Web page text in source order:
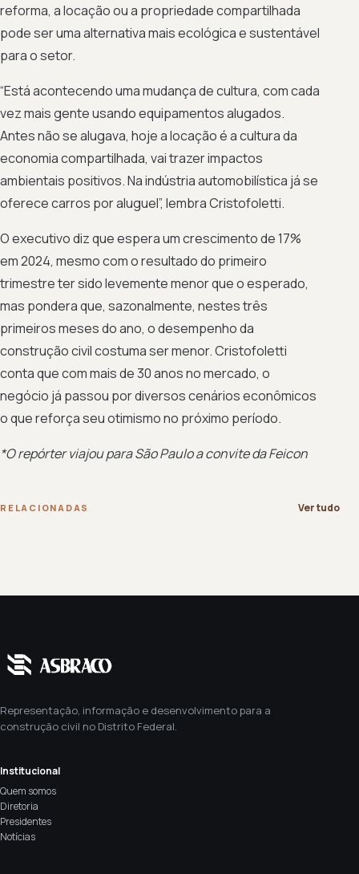
reforma, a locação ou a propriedade compartilhada
pode ser uma alternativa mais ecológica e sustentável
para o setor.
“Está acontecendo uma mudança de cultura, com cada
vez mais gente usando equipamentos alugados.
Antes não se alugava, hoje a locação é a cultura da
economia compartilhada, vai trazer impactos
ambientais positivos. Na indústria automobilística já se
oferece carros por aluguel”, lembra Cristofoletti.
O executivo diz que espera um crescimento de 17%
em 2024, mesmo com o resultado do primeiro
trimestre ter sido levemente menor que o esperado,
mas pondera que, sazonalmente, nestes três
primeiros meses do ano, o desempenho da
construção civil costuma ser menor. Cristofoletti
conta que com mais de 30 anos no mercado, o
negócio já passou por diversos cenários econômicos
o que reforça seu otimismo no próximo período.
*O repórter viajou para São Paulo a convite da Feicon
RELACIONADAS Ver tudo
Representação, informação e desenvolvimento para a
construção civil no Distrito Federal.
Institucional
Quem somos
Diretoria
Presidentes
Notícias